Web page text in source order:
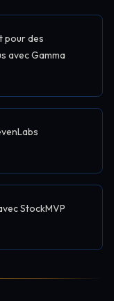
pour des
avec Gamma
StockMVP